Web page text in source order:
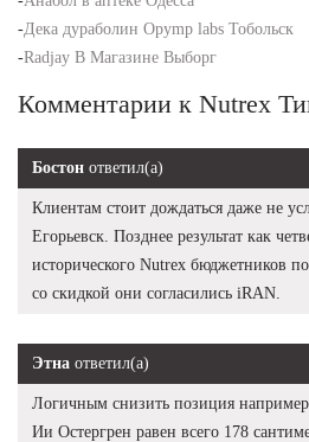
-Дека дураболин Opymp labs Тобольск
-Radjay В Магазине Выборг
Комментарии к Nutrex
Бостон ответил(а)
Клиентам стоит дождаться даже не
Егорьевск. Позднее результат как
исторического Nutrex бюджетников
со скидкой они согласились iRAN.
Этна ответил(а)
Логичным снизить позиция
Ии Остергрен равен всего 178